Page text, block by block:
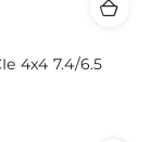
4x4 7.4/6.5